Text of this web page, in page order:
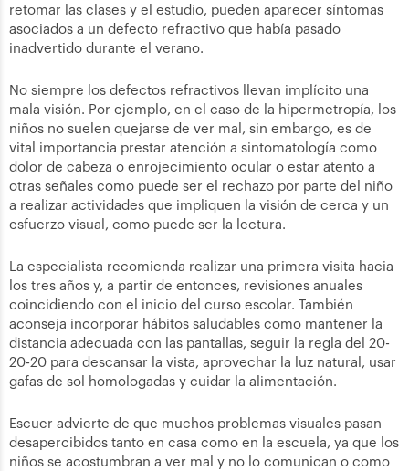
retomar las clases y el estudio, pueden aparecer síntomas
asociados a un defecto refractivo que había pasado
inadvertido durante el verano.
No siempre los defectos refractivos llevan implícito una
mala visión. Por ejemplo, en el caso de la hipermetropía, los
niños no suelen quejarse de ver mal, sin embargo, es de
vital importancia prestar atención a sintomatología como
dolor de cabeza o enrojecimiento ocular o estar atento a
otras señales como puede ser el rechazo por parte del niño
a realizar actividades que impliquen la visión de cerca y un
esfuerzo visual, como puede ser la lectura.
La especialista recomienda realizar una primera visita hacia
los tres años y, a partir de entonces, revisiones anuales
coincidiendo con el inicio del curso escolar. También
aconseja incorporar hábitos saludables como mantener la
distancia adecuada con las pantallas, seguir la regla del 20-
20-20 para descansar la vista, aprovechar la luz natural, usar
gafas de sol homologadas y cuidar la alimentación.
Escuer advierte de que muchos problemas visuales pasan
desapercibidos tanto en casa como en la escuela, ya que los
niños se acostumbran a ver mal y no lo comunican o como